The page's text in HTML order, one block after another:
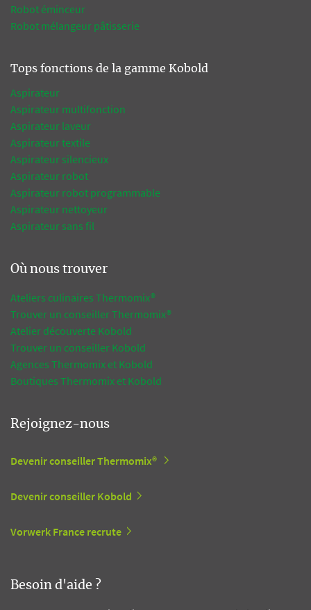
Robot éminceur
Robot mélangeur pâtisserie
Tops fonctions de la gamme Kobold
Aspirateur
Aspirateur multifonction
Aspirateur laveur
Aspirateur textile
Aspirateur silencieux
Aspirateur robot
Aspirateur robot programmable
Aspirateur nettoyeur
Aspirateur sans fil
Où nous trouver
Ateliers culinaires Thermomix®
Trouver un conseiller Thermomix®
Atelier découverte Kobold
Trouver un conseiller Kobold
Agences Thermomix et Kobold
Boutiques Thermomix et Kobold
Rejoignez-nous
Devenir conseiller Thermomix®
Devenir conseiller Kobold
Vorwerk France recrute
Besoin d'aide ?